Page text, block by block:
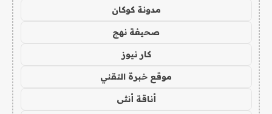
مدونة كوكان
صحيفة نهج
كار نيوز
موقع خبرة التقني
أناقة أنثى